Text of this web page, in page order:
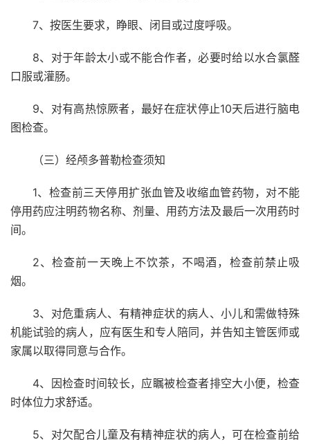
7、按医生要求，睁眼、闭目或过度呼吸。
8、对于年龄太小或不能合作者，必要时给以水合氯醛
口服或灌肠。
9、对有高热惊厥者，最好在症状停止10天后进行脑电
图检查。
（三）经颅多普勒检查须知
1、检查前三天停用扩张血管及收缩血管药物，对不能
停用药应注明药物名称、剂量、用药方法及最后一次用药时
间。
2、检查前一天晚上不饮茶，不喝酒，检查前禁止吸
烟。
3、对危重病人、有精神症状的病人、小儿和需做特殊
机能试验的病人，应有医生和专人陪同，并告知主管医师或
家属以取得同意与合作。
4、因检查时间较长，应瞩被检查者排空大小便，检查
时体位力求舒适。
5、对欠配合儿童及有精神症状的病人，可在检查前给